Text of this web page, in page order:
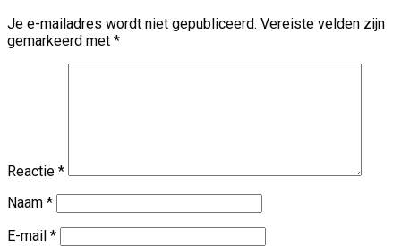
Je e-mailadres wordt niet gepubliceerd. Vereiste velden zijn
gemarkeerd met *
Reactie *
Naam *
E-mail *